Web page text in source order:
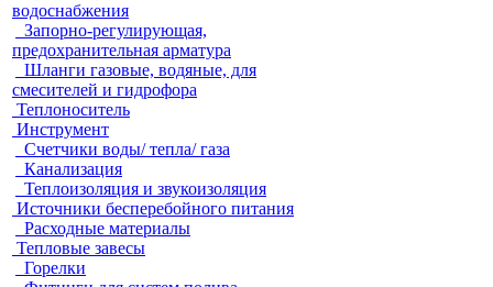
водоснабжения
Запорно-регулирующая,
предохранительная арматура
Шланги газовые, водяные, для
смесителей и гидрофора
Теплоноситель
Инструмент
Счетчики воды/ тепла/ газа
Канализация
Теплоизоляция и звукоизоляция
Источники бесперебойного питания
Расходные материалы
Тепловые завесы
Горелки